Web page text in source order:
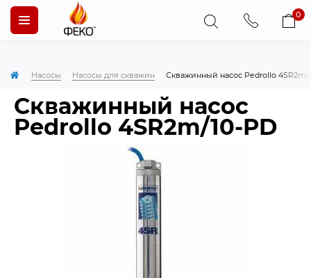
0
Насосы Насосы для скважин Скважинный насос Pedrollo 4SR2m/
Скважинный насос
Pedrollo 4SR2m/10-PD